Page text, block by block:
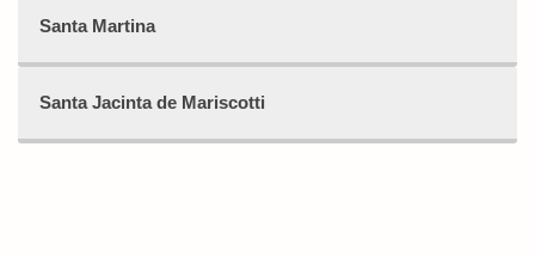
Santa Martina
Santa Jacinta de Mariscotti